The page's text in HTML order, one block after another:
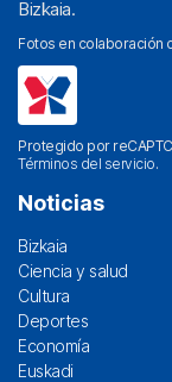
Bizkaia.
Fotos en colaboración
Protegido por
Términos del servicio.
Noticias
Bizkaia
Ciencia y salud
Cultura
Deportes
Economía
Euskadi